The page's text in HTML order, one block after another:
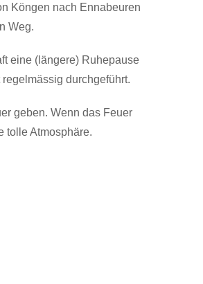
Köngen nach Ennabeuren
Weg.
eine (längere) Ruhepause
durchgeführt.
geben. Wenn das Feuer
tolle Atmosphäre.